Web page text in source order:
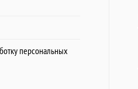
персональных